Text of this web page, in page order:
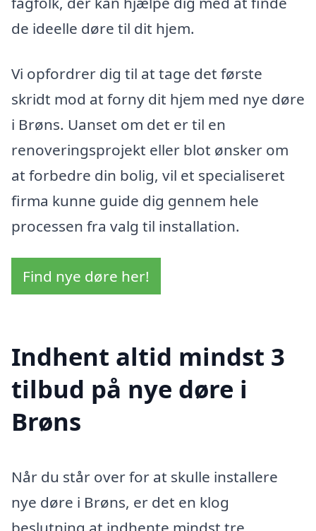
de ideelle døre til dit hjem.
Vi opfordrer dig til at tage det første
skridt mod at forny dit hjem med nye døre
i Brøns. Uanset om det er til en
renoveringsprojekt eller blot ønsker om
at forbedre din bolig, vil et specialiseret
firma kunne guide dig gennem hele
processen fra valg til installation.
Find nye døre her!
Indhent altid mindst 3
tilbud på nye døre i
Brøns
Når du står over for at skulle installere
nye døre i Brøns, er det en klog